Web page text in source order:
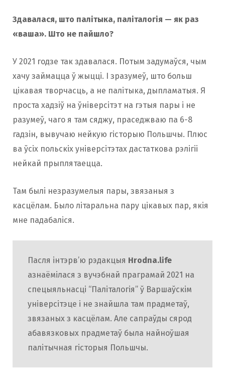
Здавалася, што палітыка, паліталогія — як раз
«ваша». Што не пайшло?
У 2021 годзе так здавалася. Потым задумаўся, чым
хачу займацца ў жыцці. І зразумеў, што больш
цікавая творчасць, а не палітыка, дыпламатыя. Я
проста хадзіў на ўніверсітэт на гэтыя пары і не
разумеў, чаго я там сяджу, праседжваю па 6-8
гадзін, вывучаю нейкую гісторыю Польшчы. Плюс
ва ўсіх польскіх універсітэтах дастаткова рэлігіі
нейкай прыплятаецца.
Там былі незразумелыя пары, звязаныя з
касцёлам. Было літаральна пару цікавых пар, якія
мне падабаліся.
Пасля інтэрв’ю рэдакцыя Hrodna.life
азнаёмілася з вучэбнай праграмай 2021 на
спецыяльнасці “Паліталогія” ў Варшаўскім
універсітэце і не знайшла там прадметаў,
звязаных з касцёлам. Але сапраўды сярод
абавязковых прадметаў была найноўшая
палітычная гісторыя Польшчы.